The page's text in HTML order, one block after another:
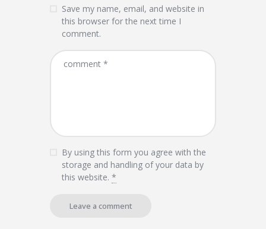
Save my name, email, and website in
this browser for the next time I
comment.
By using this form you agree with the
storage and handling of your data by
this website. *